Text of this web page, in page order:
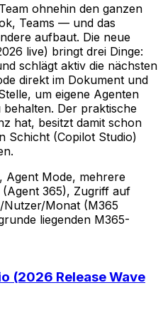
ohnehin den ganzen
Teams — und das
aufbaut. Die neue
live) bringt drei Dinge:
schlägt aktiv die nächsten
direkt im Dokument und
um eigene Agenten
Der praktische
hat, besitzt damit schon
Schicht (Copilot Studio)
Agent Mode, mehrere
(Agent 365), Zugriff auf
Nutzer/Monat (M365
liegenden M365-
(2026 Release Wave